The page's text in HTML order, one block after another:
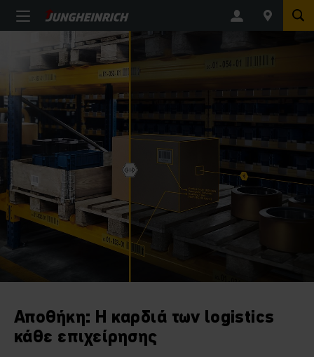
Αποθήκη: Η καρδιά των logistics
κάθε επιχείρησης